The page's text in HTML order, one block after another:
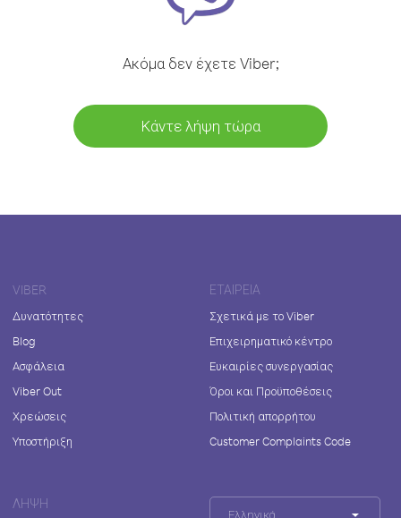
Ακόμα δεν έχετε Viber;
Κάντε λήψη τώρα
VIBER
Δυνατότητες
Blog
Ασφάλεια
Viber Out
Χρεώσεις
Υποστήριξη
ΕΤΑΙΡΕΊΑ
Σχετικά με το Viber
Επιχειρηματικό κέντρο
Ευκαιρίες συνεργασίας
Όροι και Προϋποθέσεις
Πολιτική απορρήτου
Customer Complaints Code
ΛΉΨΗ
Ελληνικά